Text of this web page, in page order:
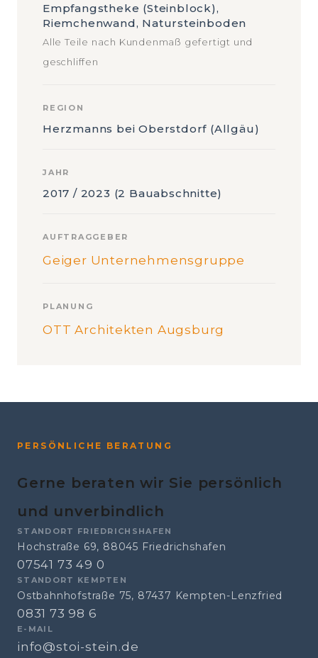
Empfangstheke (Steinblock),
Riemchenwand, Natursteinboden
Alle Teile nach Kundenmaß gefertigt und
geschliffen
REGION
Herzmanns bei Oberstdorf (Allgäu)
JAHR
2017 / 2023 (2 Bauabschnitte)
AUFTRAGGEBER
Geiger Unternehmensgruppe
PLANUNG
OTT Architekten Augsburg
PERSÖNLICHE BERATUNG
Gerne beraten wir Sie persönlich
und unverbindlich
STANDORT FRIEDRICHSHAFEN
Hochstraße 69, 88045 Friedrichshafen
07541 73 49 0
STANDORT KEMPTEN
Ostbahnhofstraße 75, 87437 Kempten-Lenzfried
0831 73 98 6
E-MAIL
info@stoi-stein.de